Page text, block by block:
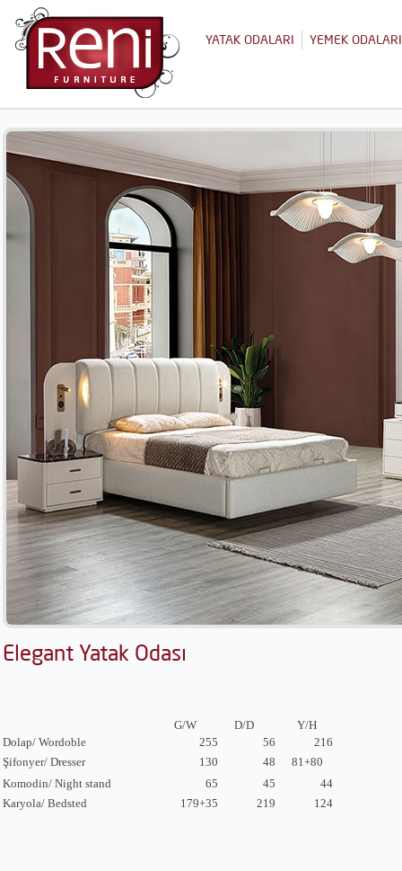
YATAK ODALARI YEMEK ODALARI
Elegant Yatak Odası
G/W D/D
Y/H
Dolap/ Wordoble
255 56
216
Şifonyer/ Dresser
130 48 81+80
Komodin/ Night stand
65 45
44
Karyola/ Bedsted
179+35 219 124